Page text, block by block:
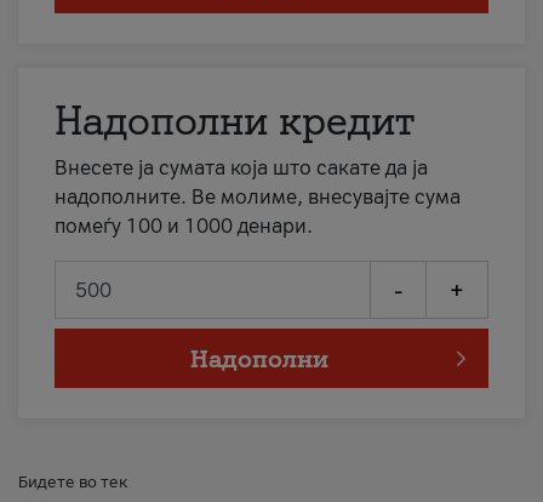
Надополни кредит
Внесете ја сумата која што сакате да ја
надополните. Ве молиме, внесувајте сума
помеѓу 100 и 1000 денари.
- +
Надополни
Бидете во тек